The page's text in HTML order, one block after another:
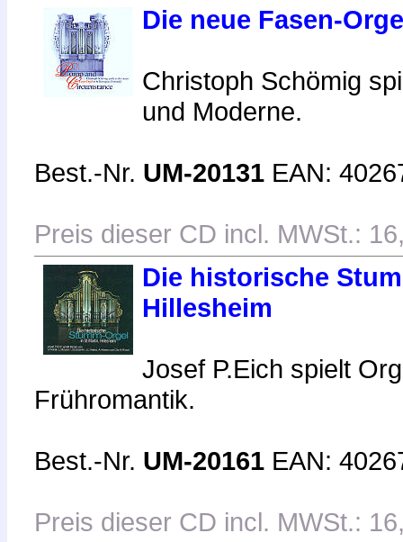
Die neue Fasen-
Christoph Schömig
und Moderne.
Best.-Nr. UM-20131 EAN:
Preis dieser CD incl. MWSt.:
Die historische
Hillesheim
Josef P.Eich spielt
Frühromantik.
Best.-Nr. UM-20161 EAN:
Preis dieser CD incl. MWSt.: